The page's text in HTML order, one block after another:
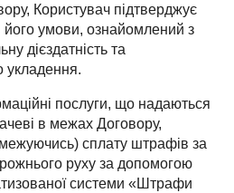
Користувач підтверджує
умови, ознайомлений з
дієздатність та
укладення.
послуги, що надаються
в межах Договору,
сплату штрафів за
руху за допомогою
системи «Штрафи